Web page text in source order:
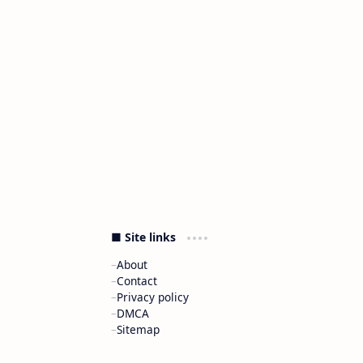
■ Site links
About
Contact
Privacy policy
DMCA
Sitemap